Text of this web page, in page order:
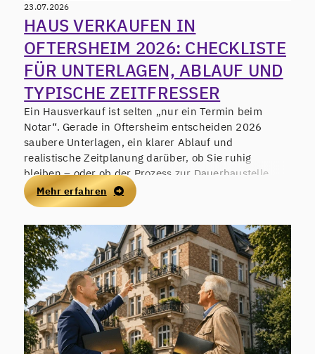
23.07.2026
HAUS VERKAUFEN IN
OFTERSHEIM 2026: CHECKLISTE
FÜR UNTERLAGEN, ABLAUF UND
TYPISCHE ZEITFRESSER
Ein Hausverkauf ist selten „nur ein Termin beim
Notar“. Gerade in Oftersheim entscheiden 2026
saubere Unterlagen, ein klarer Ablauf und
realistische Zeitplanung darüber, ob Sie ruhig
bleiben – oder ob der Prozess zur Dauerbaustelle
wird. Wer früh strukturiert, schützt nicht nur den
Preis, sondern auch die eigene Nervenlage.
Mehr erfahren